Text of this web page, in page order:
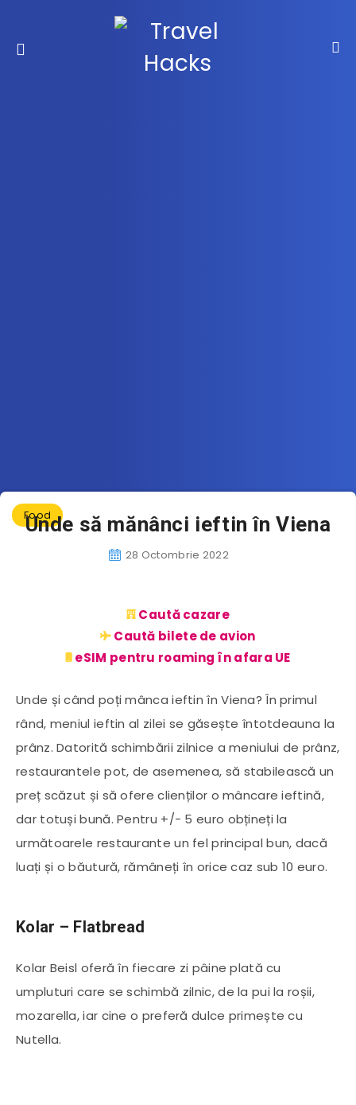
Food
Unde să mănânci ieftin în Viena
28 Octombrie 2022
Caută cazare
Caută bilete de avion
eSIM pentru roaming în afara UE
Unde și când poți mânca ieftin în Viena? În primul
rând, meniul ieftin al zilei se găsește întotdeauna la
prânz. Datorită schimbării zilnice a meniului de prânz,
restaurantele pot, de asemenea, să stabilească un
preț scăzut și să ofere clienților o mâncare ieftină,
dar totuși bună. Pentru +/- 5 euro obțineți la
următoarele restaurante un fel principal bun, dacă
luați și o băutură, rămâneți în orice caz sub 10 euro.
Kolar – Flatbread
Kolar Beisl oferă în fiecare zi pâine plată cu
umpluturi care se schimbă zilnic, de la pui la roșii,
mozarella, iar cine o preferă dulce primește cu
Nutella.